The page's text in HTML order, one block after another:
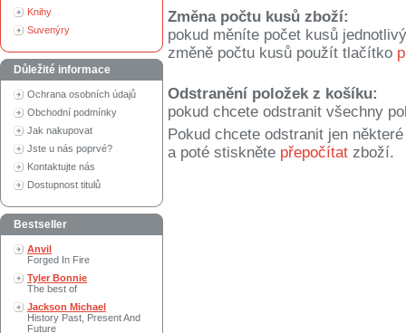
Knihy
Suvenýry
Důležité informace
Ochrana osobních údajů
Obchodní podmínky
Jak nakupovat
Jste u nás poprvé?
Kontaktujte nás
Dostupnost titulů
Bestseller
Anvil
Forged In Fire
Tyler Bonnie
The best of
Jackson Michael
History Past, Present And
Future
Změna počtu kusů zboží:
pokud měníte počet kusů
změně počtu kusů použít tlačítko
Odstranění položek z košíku:
pokud chcete odstranit všechny
Pokud chcete odstranit jen
a poté stiskněte přepočítat zboží.